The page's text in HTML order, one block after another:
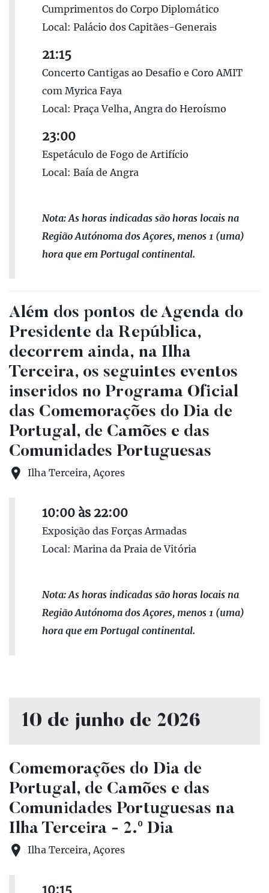
Cumprimentos do Corpo Diplomático
Local: Palácio dos Capitães-Generais
21:15
Concerto Cantigas ao Desafio e Coro AMIT
com Myrica Faya
Local: Praça Velha, Angra do Heroísmo
23:00
Espetáculo de Fogo de Artifício
Local: Baía de Angra
Nota: As horas indicadas são horas locais na
Região Autónoma dos Açores, menos 1 (uma)
hora que em Portugal continental.
Além dos pontos de Agenda do
Presidente da República,
decorrem ainda, na Ilha
Terceira, os seguintes eventos
inseridos no Programa Oficial
das Comemorações do Dia de
Portugal, de Camões e das
Comunidades Portuguesas
Ilha Terceira, Açores
10:00 às 22:00
Exposição das Forças Armadas
Local: Marina da Praia de Vitória
Nota: As horas indicadas são horas locais na
Região Autónoma dos Açores, menos 1 (uma)
hora que em Portugal continental.
10 de junho de 2026
Comemorações do Dia de
Portugal, de Camões e das
Comunidades Portuguesas na
Ilha Terceira - 2.º Dia
Ilha Terceira, Açores
10:15